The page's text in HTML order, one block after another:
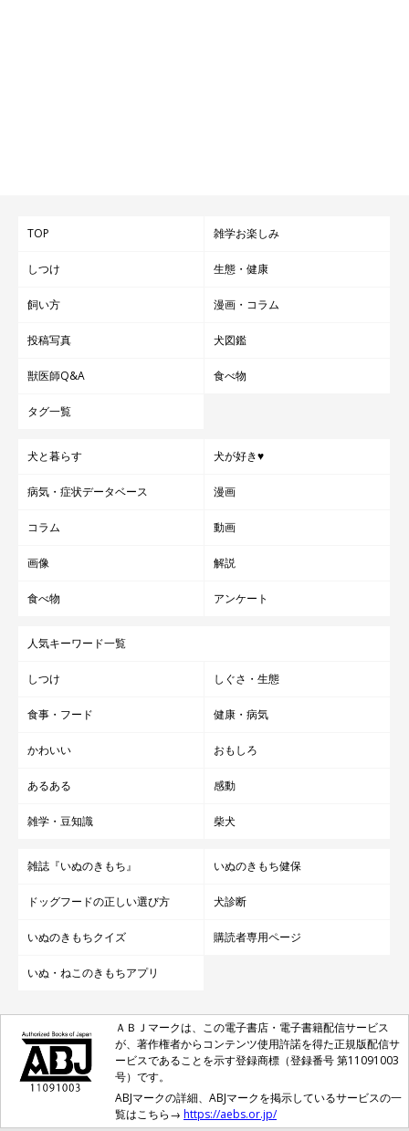
TOP 雑学お楽しみ
しつけ 生態・健康
飼い方 漫画・コラム
投稿写真 犬図鑑
獣医師Q&A 食べ物
タグ一覧
犬と暮らす 犬が好き♥
病気・症状データベース 漫画
コラム 動画
画像 解説
食べ物 アンケート
人気キーワード一覧
しつけ しぐさ・生態
食事・フード 健康・病気
かわいい おもしろ
あるある 感動
雑学・豆知識 柴犬
雑誌『いぬのきもち』 いぬのきもち健保
ドッグフードの正しい選び方 犬診断
いぬのきもちクイズ 購読者専用ページ
いぬ・ねこのきもちアプリ
ＡＢＪマークは、この電子書店・電子書籍配信サービス
が、著作権者からコンテンツ使用許諾を得た正規版配信サ
ービスであることを示す登録商標（登録番号 第11091003
号）です。
ABJマークの詳細、ABJマークを掲示しているサービスの一
覧はこちら→ https://aebs.or.jp/